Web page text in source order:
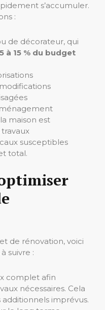
s’accumuler.
:
de décorateur, qui
5 à 15 % du budget
maison est
susceptibles
total.
de rénovation, voici
suivre :
complet afin
nécessaires. Cela
imprévus.